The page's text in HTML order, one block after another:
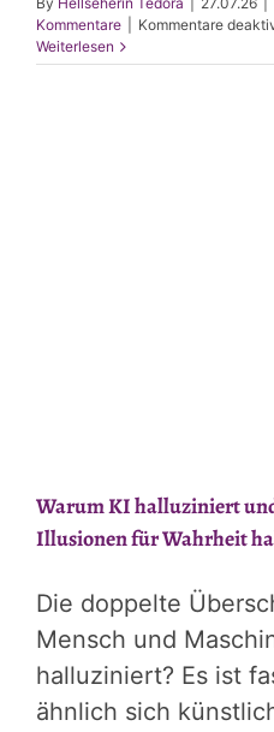
Kommentare
Kommentare
Weiterlesen
Warum KI halluziniert
Illusionen für Wahrheit
Die doppelte
Mensch und
halluziniert? Es ist
ähnlich sich